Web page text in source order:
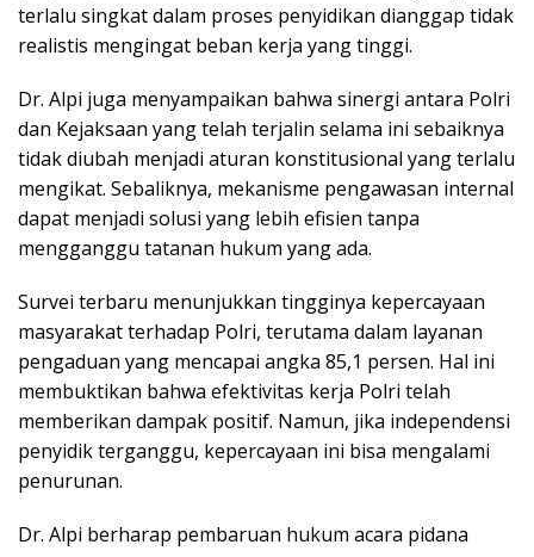
terlalu singkat dalam proses penyidikan dianggap tidak
realistis mengingat beban kerja yang tinggi.
Dr. Alpi juga menyampaikan bahwa sinergi antara Polri
dan Kejaksaan yang telah terjalin selama ini sebaiknya
tidak diubah menjadi aturan konstitusional yang terlalu
mengikat. Sebaliknya, mekanisme pengawasan internal
dapat menjadi solusi yang lebih efisien tanpa
mengganggu tatanan hukum yang ada.
Survei terbaru menunjukkan tingginya kepercayaan
masyarakat terhadap Polri, terutama dalam layanan
pengaduan yang mencapai angka 85,1 persen. Hal ini
membuktikan bahwa efektivitas kerja Polri telah
memberikan dampak positif. Namun, jika independensi
penyidik terganggu, kepercayaan ini bisa mengalami
penurunan.
Dr. Alpi berharap pembaruan hukum acara pidana